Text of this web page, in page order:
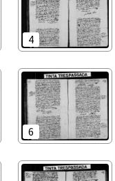
4
6